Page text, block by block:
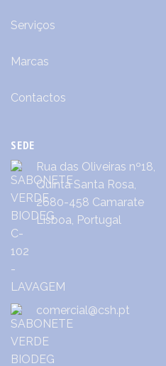
Serviços
Marcas
Contactos
SEDE
Rua das Oliveiras nº18,
Quinta Santa Rosa,
2680-458 Camarate
Lisboa, Portugal
comercial@csh.pt